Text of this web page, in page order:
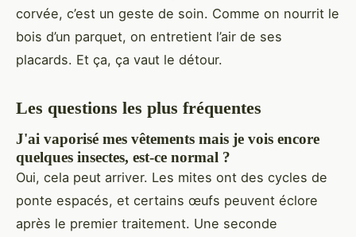
corvée, c’est un geste de soin. Comme on nourrit le
bois d’un parquet, on entretient l’air de ses
placards. Et ça, ça vaut le détour.
Les questions les plus fréquentes
J'ai vaporisé mes vêtements mais je vois encore
quelques insectes, est-ce normal ?
Oui, cela peut arriver. Les mites ont des cycles de
ponte espacés, et certains œufs peuvent éclore
après le premier traitement. Une seconde